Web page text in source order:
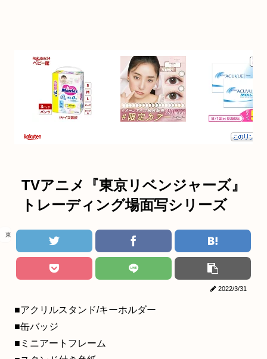
TVアニメ『東京リベンジャーズ』
トレーディング場面写シリーズ
東京リベンジャーズ
2022/3/31
■アクリルスタンド/キーホルダー
■缶バッジ
■ミニアートフレーム